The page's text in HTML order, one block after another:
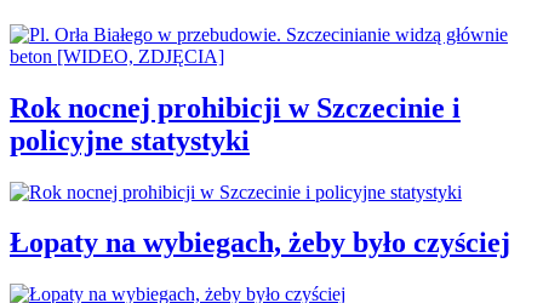
Rok nocnej prohibicji w Szczecinie i
policyjne statystyki
Łopaty na wybiegach, żeby było czyściej